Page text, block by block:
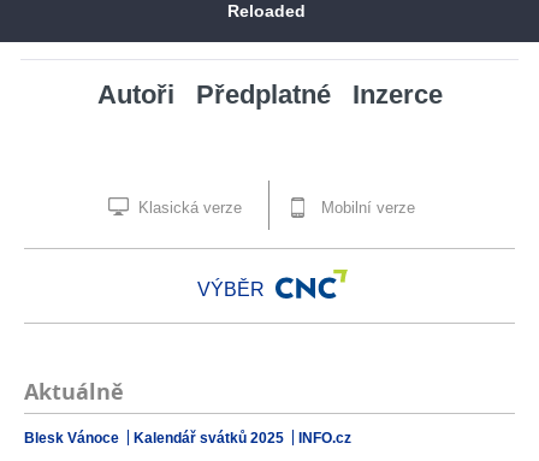
Reloaded
Autoři Předplatné Inzerce
Klasická verze Mobilní verze
VÝBĚR
Aktuálně
Blesk Vánoce Kalendář svátků 2025 INFO.cz